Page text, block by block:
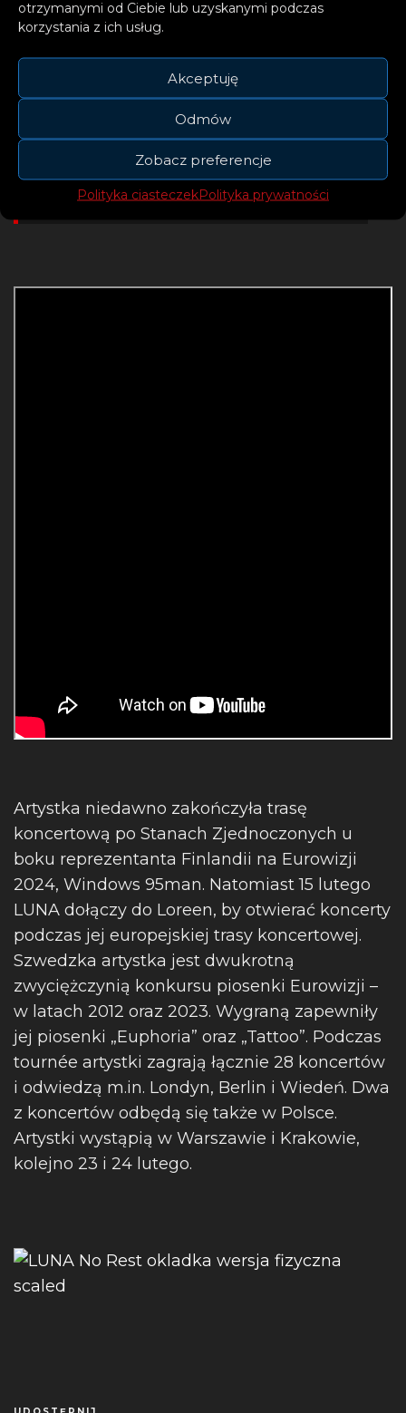
otrzymanymi od Ciebie lub uzyskanymi podczas
korzystania z ich usług.
Akceptuję
Odmów
Zobacz preferencje
Polityka ciasteczekPolityka prywatności
Witaj w moim niespokojnym
śmiech, przez miłość i
nienawiść, gdzie wspólnie
poszukamy światła.
– LUNA
Artystka niedawno zakończyła trasę
koncertową po Stanach Zjednoczonych u
boku reprezentanta Finlandii na Eurowizji
2024, Windows 95man. Natomiast 15 lutego
LUNA dołączy do Loreen, by otwierać koncerty
podczas jej europejskiej trasy koncertowej.
Szwedzka artystka jest dwukrotną
zwyciężczynią konkursu piosenki Eurowizji –
w latach 2012 oraz 2023. Wygraną zapewniły
jej piosenki „Euphoria” oraz „Tattoo”. Podczas
tournée artystki zagrają łącznie 28 koncertów
i odwiedzą m.in. Londyn, Berlin i Wiedeń. Dwa
z koncertów odbędą się także w Polsce.
Artystki wystąpią w Warszawie i Krakowie,
kolejno 23 i 24 lutego.